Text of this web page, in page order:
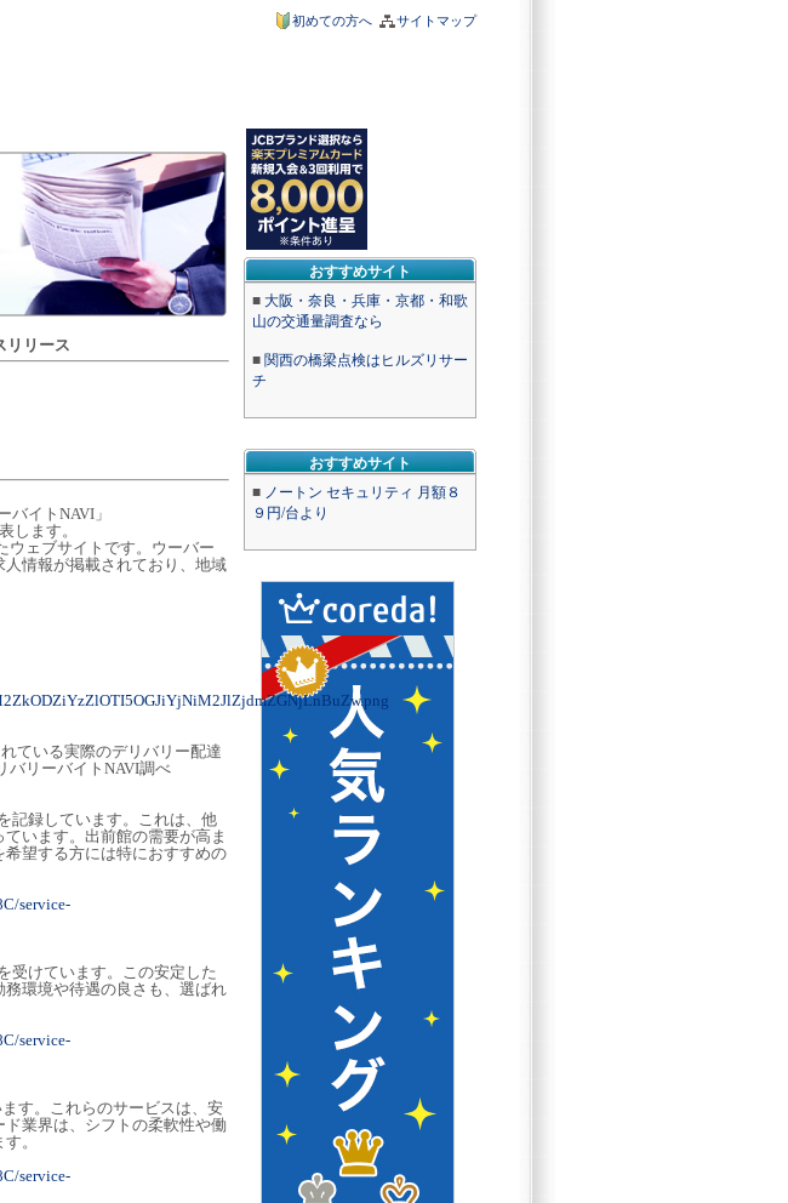
サイトマップ
初めての方へ
おすすめサイト
■ 大阪・奈良・兵庫・京都・和歌
山の交通量調査なら
■ 関西の橋梁点検はヒルズリサー
チ
おすすめサイト
■ ノートン セキュリティ 月額８
９円/台より
リリース
イトNAVI」
します。
ウェブサイトです。ウーバー
情報が掲載されており、地域
ている実際のデリバリー配達
バリーバイトNAVI調べ
記録しています。これは、他
います。出前館の需要が高ま
望する方には特におすすめの
service-
受けています。この安定した
環境や待遇の良さも、選ばれ
service-
す。これらのサービスは、安
業界は、シフトの柔軟性や働
。
service-